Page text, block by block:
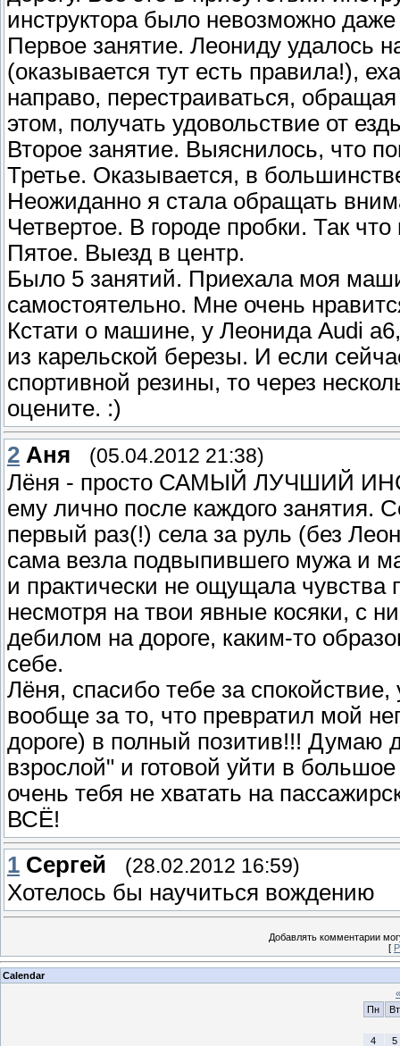
инструктора было невозможно даже
Первое занятие. Леониду удалось
(оказывается тут есть правила!),
направо, перестраиваться,
этом, получать удовольствие от
Второе занятие. Выяснилось, что
Третье. Оказывается, в
Неожиданно я стала обращать
Четвертое. В городе пробки. Так
Пятое. Выезд в центр.
Было 5 занятий. Приехала моя
самостоятельно. Мне очень
Кстати о машине, у Леонида Audi
из карельской березы. И если
спортивной резины, то через
оцените. :)
2 Аня (05.04.2012 21:38)
Лёня - просто САМЫЙ ЛУЧШИЙ
ему лично после каждого занятия.
первый раз(!) села за руль (без
сама везла подвыпившего мужа и
и практически не ощущала чувства
несмотря на твои явные косяки, с
дебилом на дороге, каким-то
себе.
Лёня, спасибо тебе за
вообще за то, что превратил мой
дороге) в полный позитив!!! Думаю
взрослой" и готовой уйти в
очень тебя не хватать на
ВСЁ!
1 Сергей (28.02.2012 16:59)
Хотелось бы научиться вождению
Добавлять комментарии
[
Calendar
«
Пн
Вт
4
5